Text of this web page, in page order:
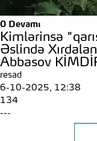
0 Devamı
Kimlərinsə
Əslində
Abbasov
resad
6-10-2025, 12:38
134
---